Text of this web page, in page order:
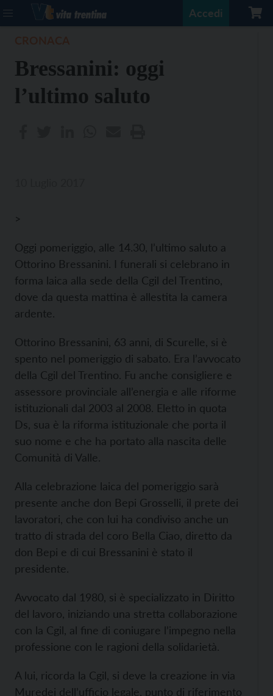
Accedi
Bressanini: oggi
l’ultimo saluto
>
Oggi pomeriggio, alle 14.30, l’ultimo saluto a
Ottorino Bressanini. I funerali si celebrano in
forma laica alla sede della Cgil del Trentino,
dove da questa mattina è allestita la camera
ardente.
Ottorino Bressanini, 63 anni, di Scurelle, si è
spento nel pomeriggio di sabato. Era l’avvocato
della Cgil del Trentino. Fu anche consigliere e
assessore provinciale all’energia e alle riforme
istituzionali dal 2003 al 2008. Eletto in quota
Ds, sua è la riforma istituzionale che porta il
suo nome e che ha portato alla nascita delle
Comunità di Valle.
Alla celebrazione laica del pomeriggio sarà
presente anche don Bepi Grosselli, il prete dei
lavoratori, che con lui ha condiviso anche un
tratto di strada del coro Bella Ciao, diretto da
don Bepi e di cui Bressanini è stato il
presidente.
Avvocato dal 1980, si è specializzato in Diritto
del lavoro, iniziando una stretta collaborazione
con la Cgil, al fine di coniugare l’impegno nella
professione con le ragioni della solidarietà.
A lui, ricorda la Cgil, si deve la creazione in via
Muredei dell’ufficio legale, punto di riferimento